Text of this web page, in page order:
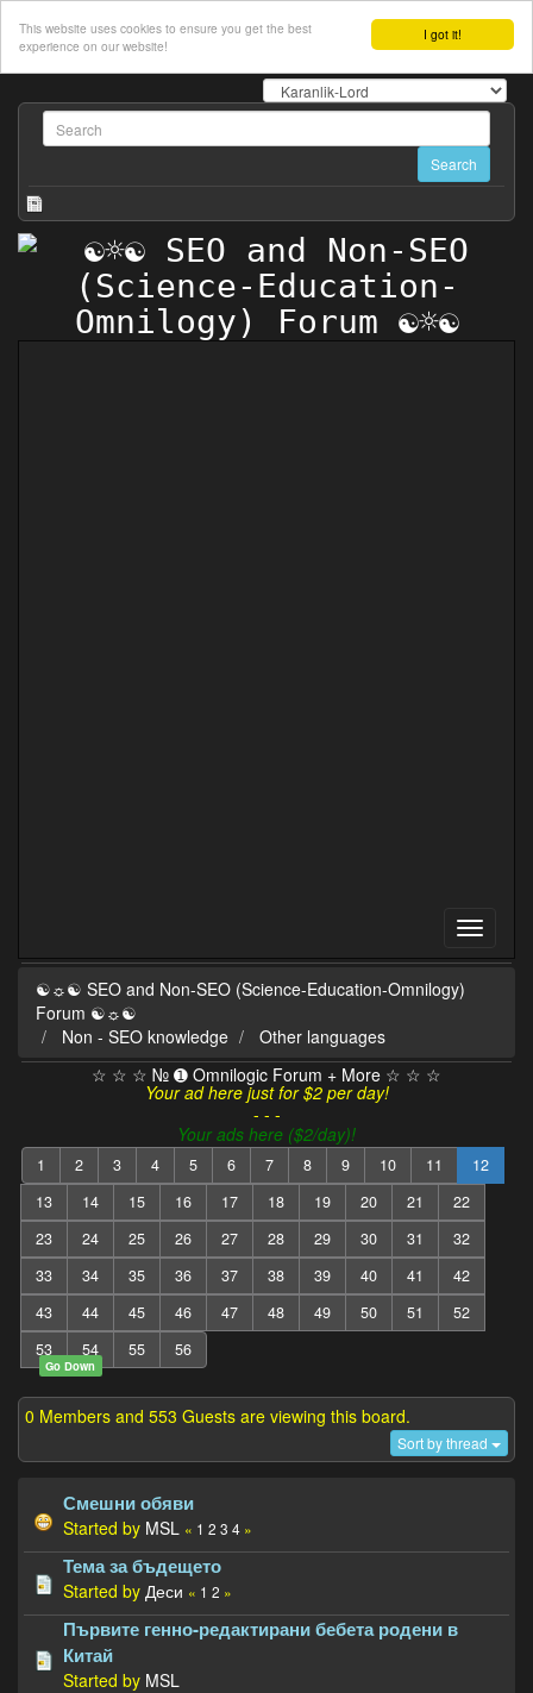
I got it!
This website uses cookies to ensure you get the best
experience on our website!
☯☼☯ SEO and Non-SEO (Science-Education-Omnilogy)
Forum ☯☼☯
Non - SEO knowledge
Other languages
☆ ☆ ☆ № ➊ Omnilogic Forum + More ☆ ☆ ☆
Your ad here just for $2 per day!
- - -
Your ads here ($2/day)!
1 2 3 4 5 6 7 8 9 10 11
12
13
14 15 16 17 18 19 20 21
22
23
24 25 26 27 28 29 30 31
32
33
34 35 36 37 38 39 40 41
42
43
44 45 46 47 48 49 50 51
52
53
54 55 56
Go Down
0 Members and 553 Guests are viewing this board.
Sort by thread
Смешни обяви
Started by MSL « 1 2 3 4 »
Тема за бъдещето
Started by Деси « 1 2 »
Първите генно-редактирани бебета родени в
Китай
Started by MSL